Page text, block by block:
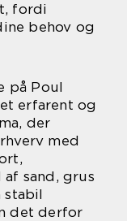
fordi
behov og
på Poul
erfarent og
der
med
sand, grus
stabil
det derfor